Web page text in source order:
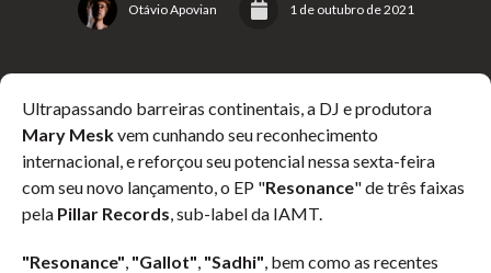
Otávio Apovian 1 de outubro de 2021
Ultrapassando barreiras continentais, a DJ e produtora
Mary Meskvem cunhando seu reconhecimento
internacional, e reforçou seu potencial nessa sexta-feira
com seu novo lançamento, o EP "Resonance" de três faixas
pela Pillar Records, sub-label da IAMT.
"Resonance", "Gallot", "Sadhi", bem como as recentes